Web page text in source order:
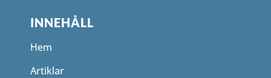
INNEHÅLL
Hem
Artiklar